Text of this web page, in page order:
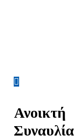
Ανοικτή
Συναυλία